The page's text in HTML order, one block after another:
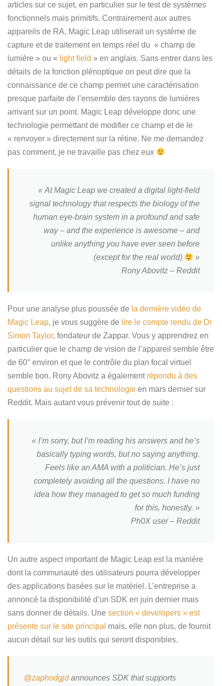
articles sur ce sujet, en particulier sur le test de systèmes
fonctionnels mais primitifs. Contrairement aux autres
appareils de RA, Magic Leap utiliserait un système de
capture et de traitement en temps réel du « champ de
lumière » ou « light field » en anglais. Sans entrer dans les
détails de la fonction plénoptique on peut dire que la
connaissance de ce champ permet une caractérisation
presque parfaite de l’ensemble des rayons de lumières
arrivant sur un point. Magic Leap développe donc une
technologie permettant de modifier ce champ et de le
« renvoyer » directement sur la rétine. Ne me demandez
pas comment, je ne travaille pas chez eux
« At Magic Leap we created a digital light-field
signal technology that respects the biology of the
human eye-brain system in a profound and safe
way – and the experience is awesome – and
unlike anything you have ever seen before
(except for the real world)
»
Rony Abovitz – Reddit
Pour une analyse plus poussée de la dernière vidéo de
Magic Leap, je vous suggère de lire le compte rendu de Dr
Simon Taylor, fondateur de Zappar. Vous y apprendrez en
particulier que le champ de vision de l’appareil semble être
de 60° environ et que le contrôle du plan focal virtuel
semble bon. Rony Abovitz a également répondu à des
questions au sujet de sa technologie en mars dernier sur
Reddit. Mais autant vous prévenir tout de suite :
« I’m sorry, but I’m reading his answers and he’s
basically typing words, but no saying anything.
Feels like an AMA with a politician. He’s just
completely avoiding all the questions. I have no
idea how they managed to get so much funding
for this, honestly. »
Ph0X user – Reddit
Un autre aspect important de Magic Leap est la manière
dont la communauté des utilisateurs pourra développer
des applications basées sur le matériel. L’entreprise a
annoncé la disponibilité d’un SDK en juin dernier mais
sans donner de détails. Une section « developers » est
présente sur le site principal mais, elle non plus, de fournit
aucun détail sur les outils qui seront disponibles.
@zaphodgjdannounces SDK that supports